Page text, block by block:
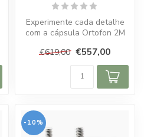
Experimente cada detalhe
com a cápsula Ortofon 2M
Shibata...
€619,00 €557,00
-10%